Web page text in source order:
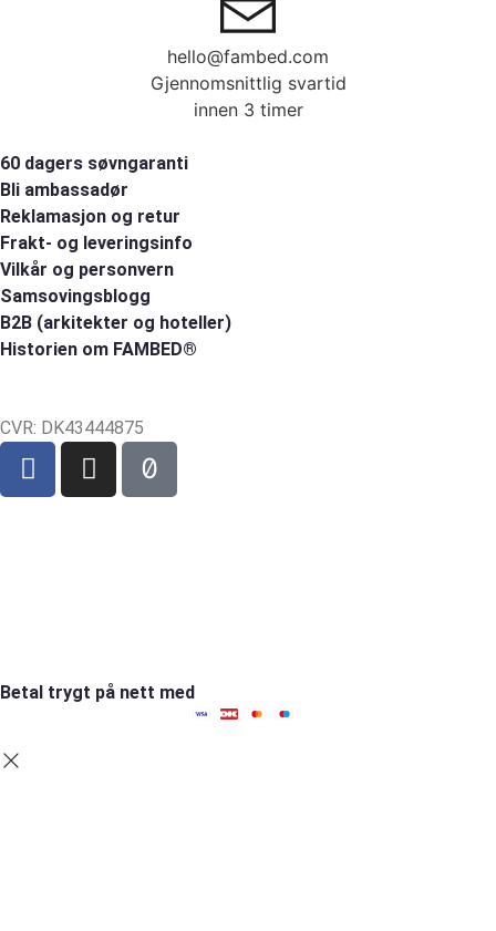
hello@fambed.com
Gjennomsnittlig svartid
innen 3 timer
60 dagers søvngaranti
Bli ambassadør
Reklamasjon og retur
Frakt- og leveringsinfo
Vilkår og personvern
Samsovingsblogg
B2B (arkitekter og hoteller)
Historien om FAMBED®
CVR: DK43444875
Betal trygt på nett med